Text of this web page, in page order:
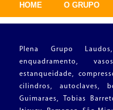
HOME O GRUPO
Plena Grupo
enquadramento,
estanqueidade,
cilindros, autoclaves,
Guimaraes, Tobias